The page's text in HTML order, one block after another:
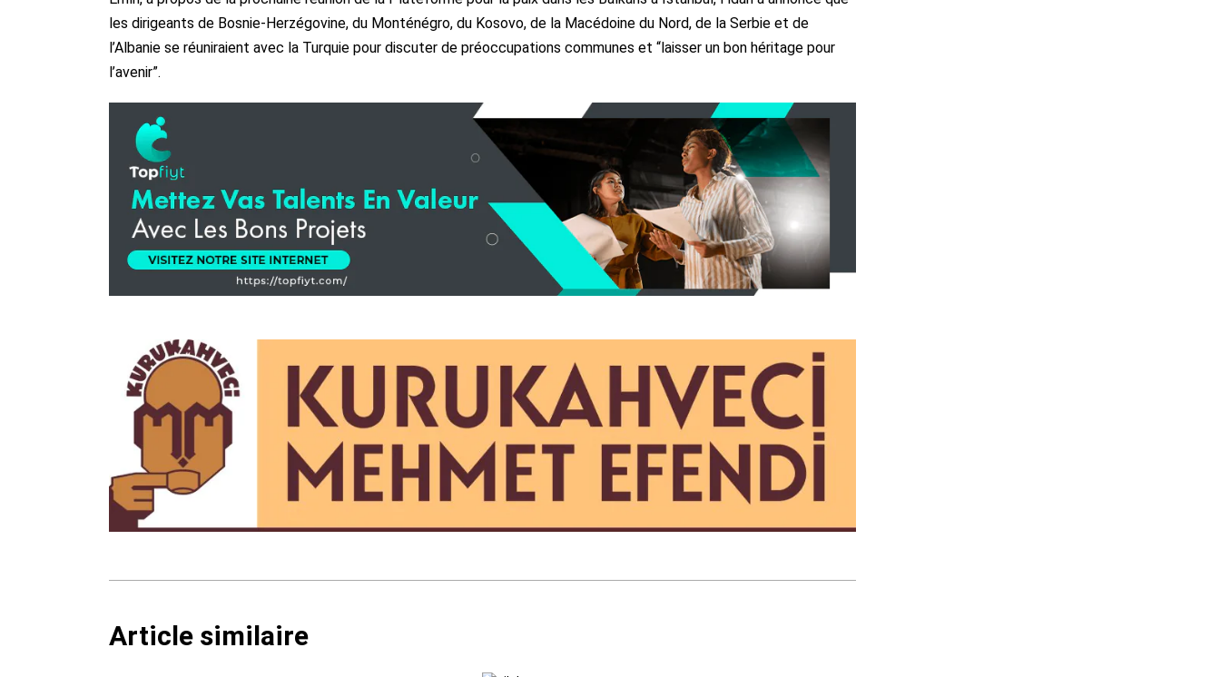
les dirigeants de Bosnie-Herzégovine, du Monténégro, du Kosovo, de la Macédoine du Nord, de la Serbie et de
l’Albanie se réuniraient avec la Turquie pour discuter de préoccupations communes et “laisser un bon héritage pour
l’avenir”.
Article similaire